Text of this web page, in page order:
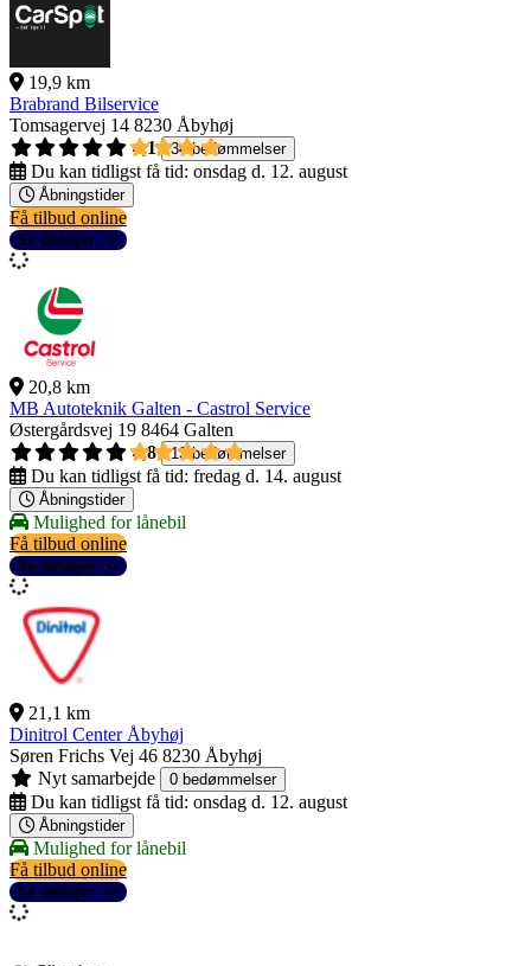
19,9 km
Brabrand Bilservice
Tomsagervej 14 8230 Åbyhøj
4,1
34 bedømmelser
Du kan tidligst få tid: onsdag d. 12. august
Åbningstider
Få tilbud online
Se detaljer
20,8 km
MB Autoteknik Galten - Castrol Service
Østergårdsvej 19 8464 Galten
4,8
13 bedømmelser
Du kan tidligst få tid: fredag d. 14. august
Åbningstider
Mulighed for lånebil
Få tilbud online
Se detaljer
21,1 km
Dinitrol Center Åbyhøj
Søren Frichs Vej 46 8230 Åbyhøj
Nyt samarbejde
0 bedømmelser
Du kan tidligst få tid: onsdag d. 12. august
Åbningstider
Mulighed for lånebil
Få tilbud online
Se detaljer